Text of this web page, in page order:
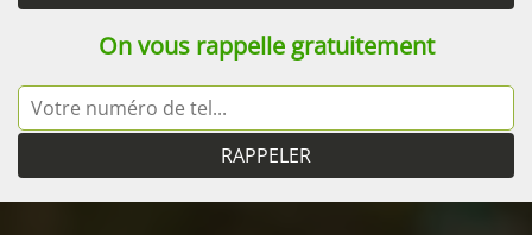
On vous rappelle gratuitement